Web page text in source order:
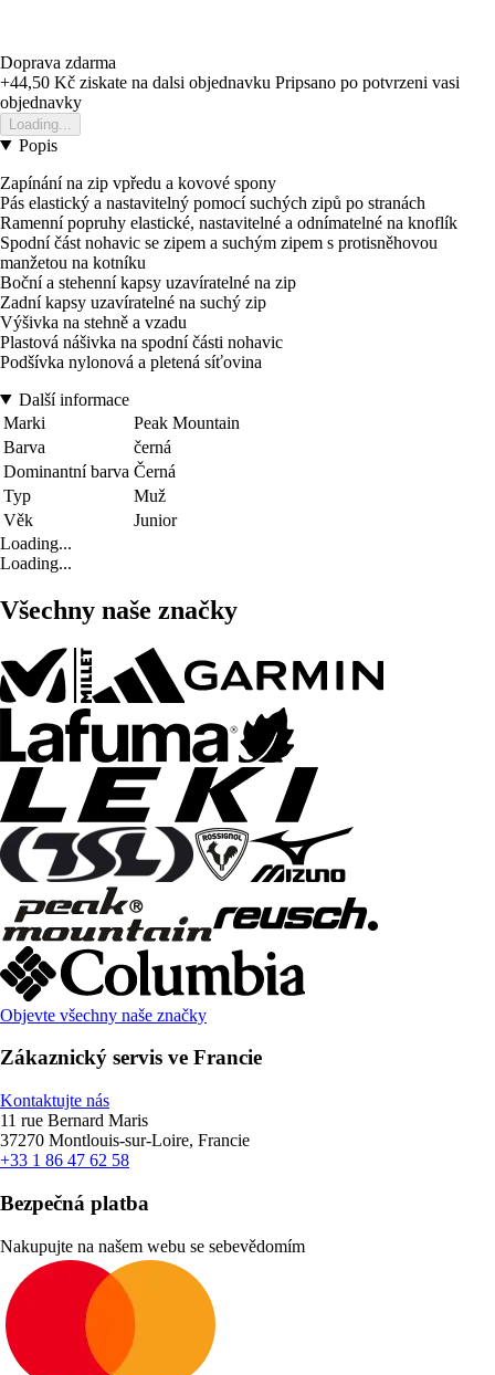
Doprava zdarma
+44,50 Kč ziskate na dalsi objednavku Pripsano po potvrzeni vasi
objednavky
Loading...
Popis
Zapínání na zip vpředu a kovové spony
Pás elastický a nastavitelný pomocí suchých zipů po stranách
Ramenní popruhy elastické, nastavitelné a odnímatelné na knoflík
Spodní část nohavic se zipem a suchým zipem s protisněhovou
manžetou na kotníku
Boční a stehenní kapsy uzavíratelné na zip
Zadní kapsy uzavíratelné na suchý zip
Výšivka na stehně a vzadu
Plastová nášivka na spodní části nohavic
Podšívka nylonová a pletená síťovina
Další informace
Marki
Peak Mountain
Barva
černá
Dominantní barva Černá
Typ
Muž
Věk
Junior
Loading...
Loading...
Všechny naše značky
Objevte všechny naše značky
Zákaznický servis ve Francie
Kontaktujte nás
11 rue Bernard Maris
37270 Montlouis-sur-Loire, Francie
+33 1 86 47 62 58
Bezpečná platba
Nakupujte na našem webu se sebevědomím